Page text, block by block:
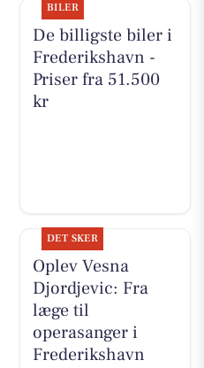
BILER
De billigste biler i
Frederikshavn -
Priser fra 51.500
kr
DET SKER
Oplev Vesna
Djordjevic: Fra
læge til
operasanger i
Frederikshavn